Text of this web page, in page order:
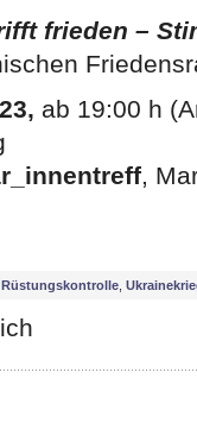
frieden –
ab 19:00 h
,
Rüstungskontrolle